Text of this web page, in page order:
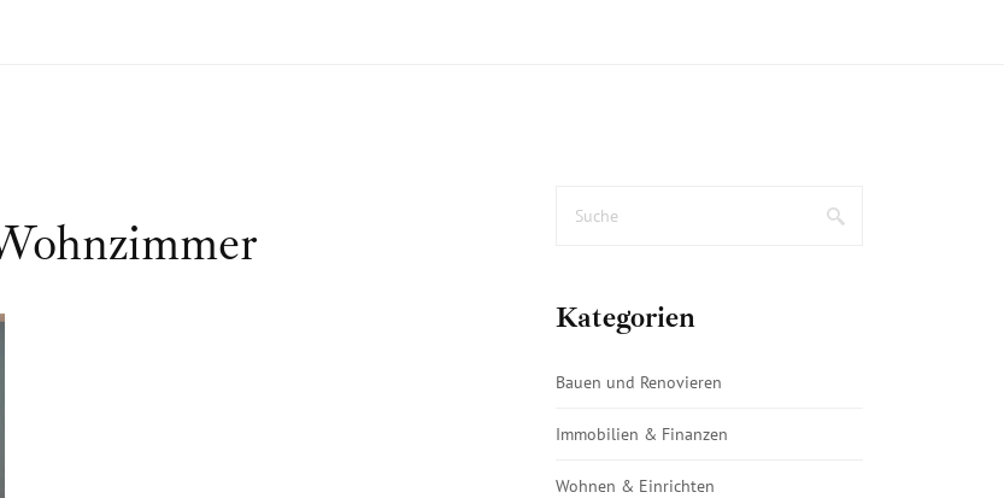
Kategorien
Bauen und Renovieren
Immobilien & Finanzen
Wohnen & Einrichten